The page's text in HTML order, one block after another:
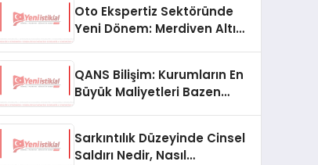
Oto Ekspertiz Sektöründe
Yeni Dönem: Merdiven Altı
QANS Bilişim: Kurumların En
Büyük Maliyetleri Bazen
Sarkıntılık Düzeyinde Cinsel
Saldırı Nedir, Nasıl